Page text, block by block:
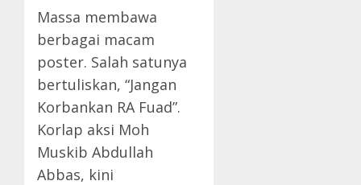
Massa membawa
berbagai macam
poster. Salah satunya
bertuliskan, “Jangan
Korbankan RA Fuad”.
Korlap aksi Moh
Muskib Abdullah
Abbas, kini